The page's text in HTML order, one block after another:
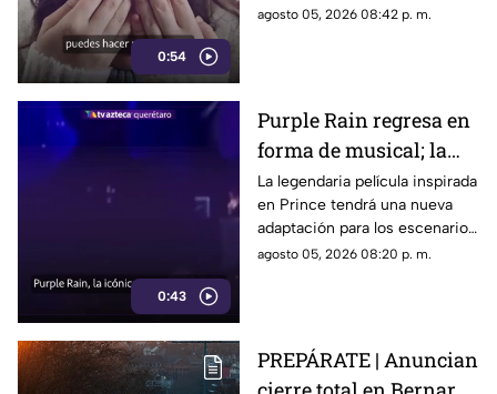
0:54
por largos periodos puede
agosto 05, 2026 08:42 p. m.
0:43
Purple Rain regresa en
forma de musical; la
historia de Prince
llegará renovada
La legendaria película inspirada
en Prince tendrá una nueva
adaptación para los escenarios
con un enfoque distinto al de
agosto 05, 2026 08:20 p. m.
PREPÁRATE | Anuncian